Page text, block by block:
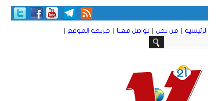
الرئيسية | من نحن | تواصل معنا | خريطة الموقع |